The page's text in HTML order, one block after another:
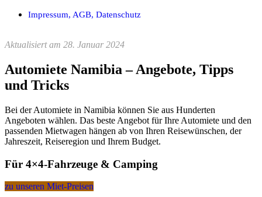
Impressum, AGB, Datenschutz
Aktualisiert am 28. Januar 2024
Automiete Namibia – Angebote, Tipps
und Tricks
Bei der Automiete in Namibia können Sie aus Hunderten
Angeboten wählen. Das beste Angebot für Ihre Automiete und den
passenden Mietwagen hängen ab von Ihren Reisewünschen, der
Jahreszeit, Reiseregion und Ihrem Budget.
Für 4×4-Fahrzeuge & Camping
zu unseren Miet-Preisen